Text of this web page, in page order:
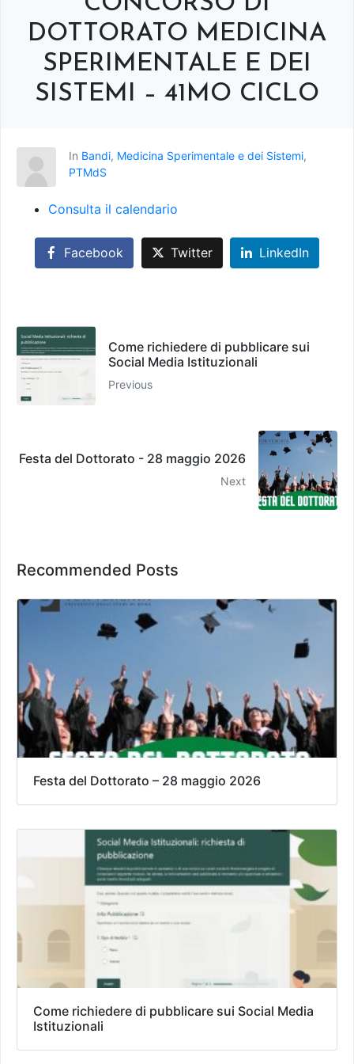
che ci state...
Festa del Dottorato - 28 maggio
2026
Festa del Dottorato – 28 maggio 2026
Piazzale del Rettorato. Università degli
DOTTORATO MEDICINA
SPERIMENTALE E DEI
SISTEMI – 41MO CICLO
In Bandi Medicina Sperimentale e dei Sistemi
PTMdS
Consulta il calendario
Facebook Twitter LinkedIn
Come richiedere di pubblicare sui
Social Media Istituzionali
Previous
Festa del Dottorato - 28 maggio 2026
Next
Recommended Posts
Festa del Dottorato – 28 maggio 2026
Come richiedere di pubblicare sui Social Media
Istituzionali